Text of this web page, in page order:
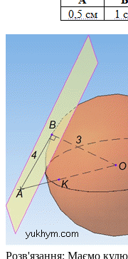
Розв'язання: Маємо кулю